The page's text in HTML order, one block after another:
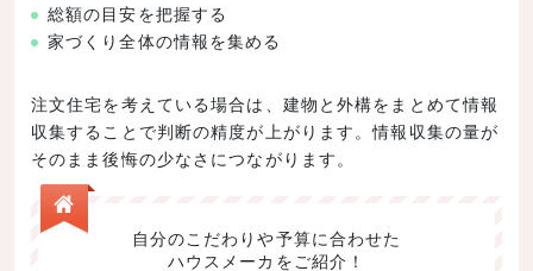
総額の目安を把握する
家づくり全体の情報を集める
注文住宅を考えている場合は、建物と外構をまとめて情報
収集することで判断の精度が上がります。情報収集の量が
そのまま後悔の少なさにつながります。
自分のこだわりや予算に合わせた
ハウスメーカをご紹介！